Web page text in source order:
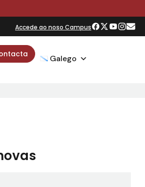
Accede ao noso Campus
Galego